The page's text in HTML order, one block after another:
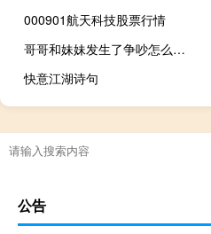
000901航天科技股票行情
哥哥和妹妹发生了争吵怎么解决
快意江湖诗句
公告